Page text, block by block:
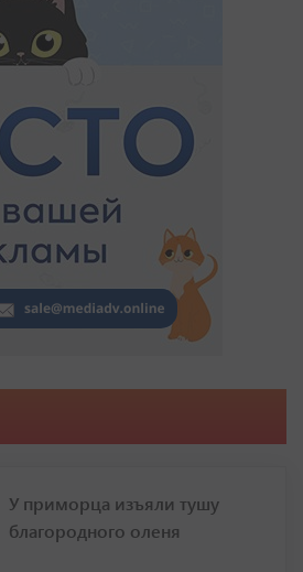
У приморца изъяли тушу
благородного оленя